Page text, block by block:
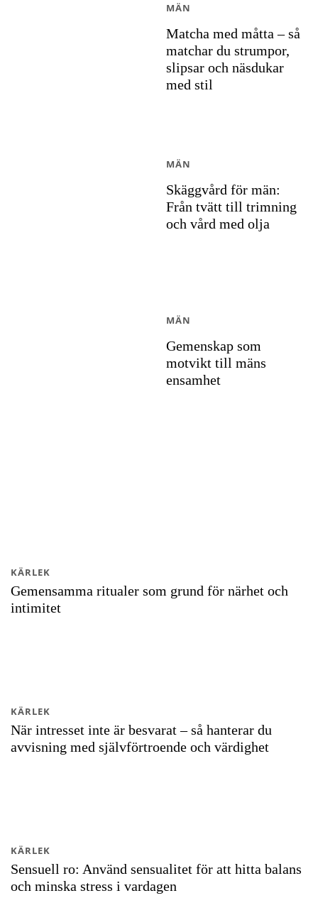
Matcha med måtta – så
matchar du strumpor,
slipsar och näsdukar
med stil
MÄN
Skäggvård för män:
Från tvätt till trimning
och vård med olja
MÄN
Gemenskap som
motvikt till mäns
ensamhet
MÄN
Gemensamma ritualer som grund för närhet och
intimitet
KÄRLEK
När intresset inte är besvarat – så hanterar du
avvisning med självförtroende och värdighet
KÄRLEK
Sensuell ro: Använd sensualitet för att hitta balans
och minska stress i vardagen
KÄRLEK